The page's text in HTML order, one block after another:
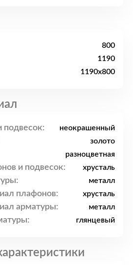
800
1190
1190x800
подвесок: неокрашенный
золото
разноцветная
и подвесок: хрусталь
металл
плафонов: хрусталь
арматуры: металл
глянцевый